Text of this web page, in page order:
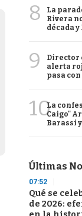
8
La
Rivera
década
9
Director
alerta
pasa
10La
Caigo"
Barassi
Últimas
07:52
Qué se
de 2026: